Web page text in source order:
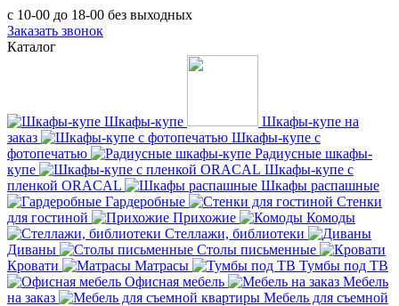
с 10-00 до 18-00 без выходных
Заказать звонок
Каталог
Шкафы-купе
Шкафы-купе на
заказ
Шкафы-купе с
фотопечатью
Радиусные шкафы-
купе
Шкафы-купе с
пленкой ORACAL
Шкафы распашные
Гардеробные
Стенки
для гостиной
Прихожие
Комоды
Стеллажи, библиотеки
Диваны
Столы письменные
Кровати
Матрасы
Тумбы под ТВ
Офисная мебель
Мебель
на заказ
Мебель для съемной